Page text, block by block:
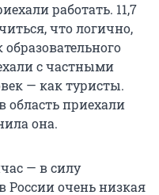
работать. 11,7
что логично,
с частными
— как туристы.
область приехали
она.
— в силу
России очень низкая